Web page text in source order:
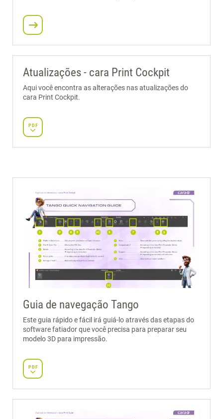
Atualizações - cara Print Cockpit
Aqui você encontra as alterações nas atualizações do
cara Print Cockpit.
PDF
Guia de navegação Tango
Este guia rápido e fácil irá guiá-lo através das etapas do
software fatiador que você precisa para preparar seu
modelo 3D para impressão.
PDF